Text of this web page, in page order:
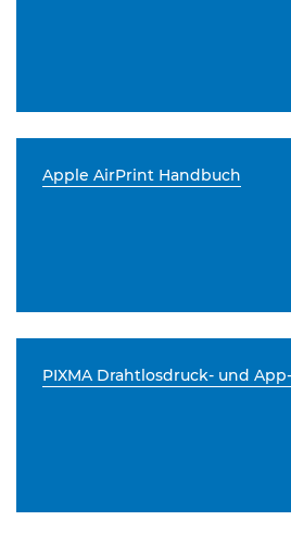
Apple AirPrint Handbuch
PIXMA Drahtlosdruck- und